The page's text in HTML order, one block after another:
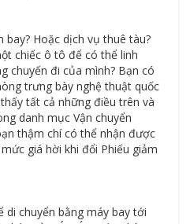
bay? Hoặc dịch vụ thuê tàu?
chiếc ô tô để có thể linh
chuyến đi của mình? Bạn có
trưng bày nghệ thuật quốc
tất cả những điều trên và
danh mục Vận chuyển
thậm chí có thể nhận được
giá hời khi đổi Phiếu giảm
di chuyển bằng máy bay tới